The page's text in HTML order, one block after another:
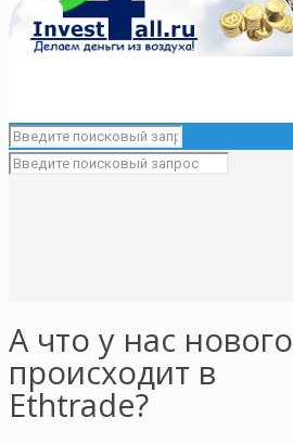
А что у нас нового
происходит в
Ethtrade?